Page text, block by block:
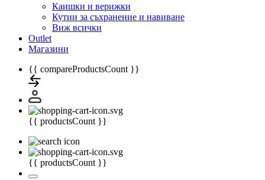
Каишки и верижки
Кутии за съхранение и навиване
Виж всички
Outlet
Магазини
{{ compareProductsCount }}
{{ productsCount }}
{{ productsCount }}